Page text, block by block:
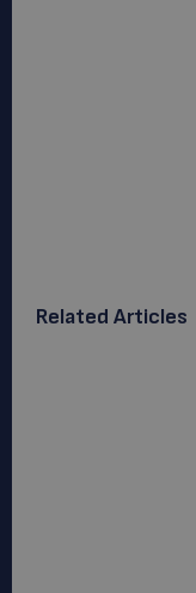
Related Articles